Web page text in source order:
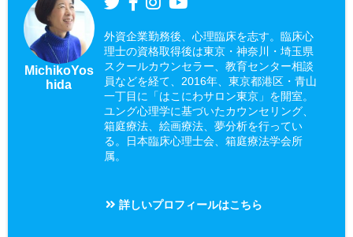
MichikoYos
hida
外資企業勤務後、心理臨床を志す。臨床心
理士の資格取得後は東京・神奈川・埼玉県
スクールカウンセラー、教育センター相談
員などを経て、2016年、東京都港区・青山
一丁目に「はこにわサロン東京」を開室。
ユング心理学に基づいたカウンセリング、
箱庭療法、絵画療法、夢分析を行ってい
る。日本臨床心理士会、箱庭療法学会所
属。
詳しいプロフィールはこちら